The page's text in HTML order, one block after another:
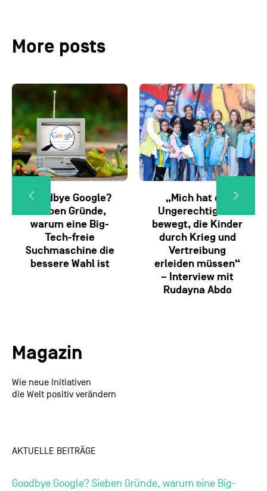
More posts
Goodbye Google?
Sieben Gründe,
warum eine Big-
Tech-freie
Suchmaschine die
bessere Wahl ist
„Mich hat die
Ungerechtigkeit
bewegt, die Kinder
durch Krieg und
Vertreibung
erleiden müssen“
– Interview mit
Rudayna Abdo
Magazin
Wie neue Initiativen
die Welt positiv verändern
AKTUELLE BEITRÄGE
Goodbye Google? Sieben Gründe, warum eine Big-